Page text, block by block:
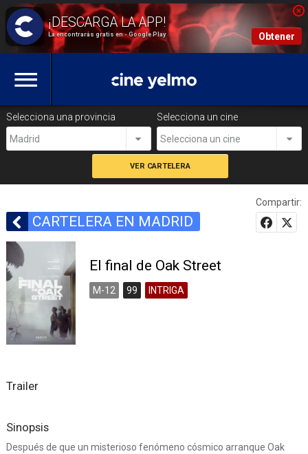
La encontrarás gratis en - Google Play Obtener
Selecciona una provincia
Madrid
Selecciona un cine
Selecciona un cine
CARTELERA EN MADRID
Compartir:
El final de Oak Street
M-12 99 INTRIGA
Trailer
Sinopsis
Después de que un misterioso fenómeno cósmico arranque Oak